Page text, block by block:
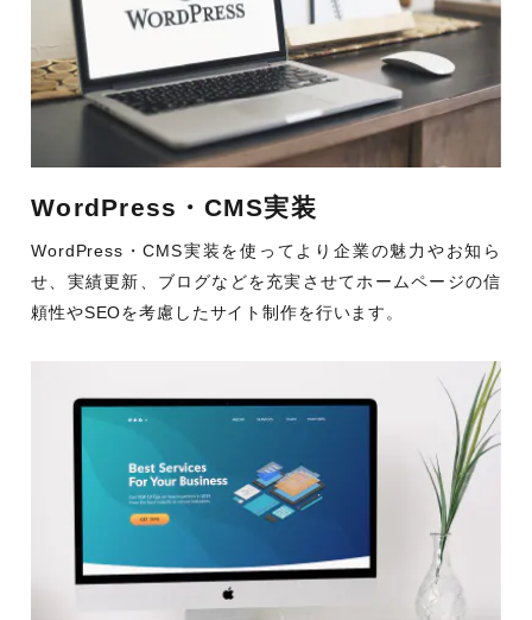
WordPress・CMS実装
WordPress・CMS実装を使ってより企業の魅力やお知ら
せ、実績更新、ブログなどを充実させてホームページの信
頼性やSEOを考慮したサイト制作を行います。